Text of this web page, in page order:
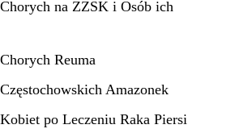
na ZZSK i Osób ich
Reuma
Amazonek
po Leczeniu Raka Piersi